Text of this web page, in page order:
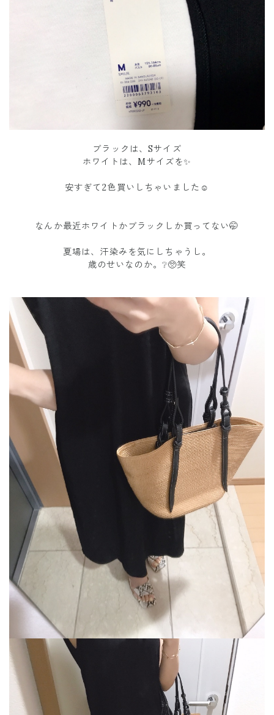
ブラックは、Sサイズ
ホワイトは、Mサイズを✨
安すぎて2色買いしちゃいました☺️
なんか最近ホワイトかブラックしか買ってない🤭
夏場は、汗染みを気にしちゃうし。
歳のせいなのか。❔🥺笑